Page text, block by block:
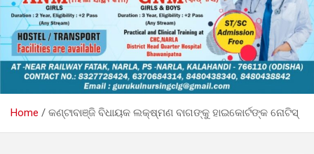
Home କଣ୍ଟାବାଞ୍ଜି ବିଧାୟକ ଲକ୍ଷ୍ମଣ ବାଗଙ୍କୁ ହାଇକୋର୍ଟଙ୍କ ନୋଟିସ୍